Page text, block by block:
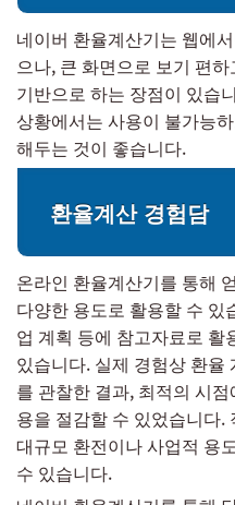
네이버 환율계산기는 웹에
으나, 큰 화면으로 보기 편
기반으로 하는 장점이 있습
상황에서는 사용이 불가능
해두는 것이 좋습니다.
환율계산 경험담
온라인 환율계산기를 통해
다양한 용도로 활용할 수 있
업 계획 등에 참고자료로 활
있습니다. 실제 경험상 환율
를 관찰한 결과, 최적의 시
용을 절감할 수 있었습니다.
대규모 환전이나 사업적 용
수 있습니다.